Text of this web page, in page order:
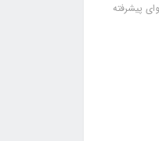
پیشرفته